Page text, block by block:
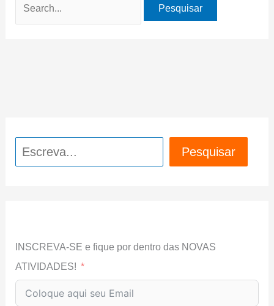
Pesquisar Pesquisar
INSCREVA-SE e fique por dentro das NOVAS
ATIVIDADES!